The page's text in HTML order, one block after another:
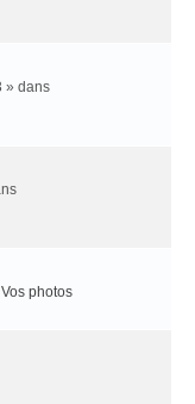
» dans
Vos photos